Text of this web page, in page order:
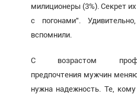
милиционеры (3%). Секрет
с погонами".
вспомнили.
С возрастом
предпочтения мужчин
нужна надежность. Те,